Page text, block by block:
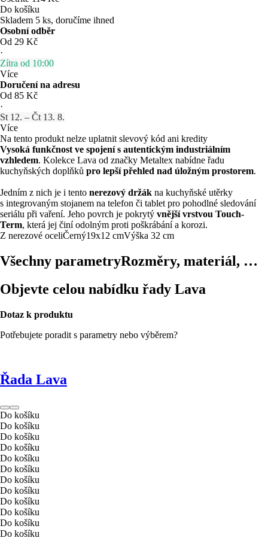
Do košíku
Skladem 5 ks, doručíme ihned
Osobní odběr
Od 29 Kč
·
Zítra od 10:00
Více
Doručení na adresu
Od 85 Kč
·
St 12. – Čt 13. 8.
Více
Na tento produkt nelze uplatnit slevový kód ani kredity
Vysoká funkčnost ve spojení s autentickým industriálním
vzhledem. Kolekce Lava od značky Metaltex nabídne řadu
kuchyňských doplňků pro lepší přehled nad úložným prostorem.
Jedním z nich je i tento nerezový držák na kuchyňské utěrky
s integrovaným stojanem na telefon či tablet pro pohodlné sledování
seriálu při vaření. Jeho povrch je pokrytý vnější vrstvou Touch-
Term, která jej činí odolným proti poškrábání a korozi.
Z nerezové oceliČerný19x12 cmVýška 32 cm
Všechny parametryRozměry, materiál, …
Objevte celou nabídku řady Lava
Dotaz k produktu
Potřebujete poradit s parametry nebo výběrem?
Řada Lava
Do košíku
Do košíku
Do košíku
Do košíku
Do košíku
Do košíku
Do košíku
Do košíku
Do košíku
Do košíku
Do košíku
Do košíku